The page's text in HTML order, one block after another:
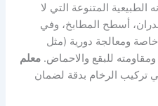
المتنوعة التي لا
أسطح المطابخ، وفي
ومعالجة دورية (مثل
ومقاومته للبقع والاحماض.معلم
الرخام بدقة لضمان